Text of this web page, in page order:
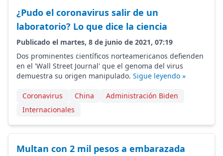
¿Pudo el coronavirus salir de un
laboratorio? Lo que dice la ciencia
Publicado el martes, 8 de junio de 2021, 07:19
Dos prominentes científicos norteamericanos defienden
en el 'Wall Street Journal' que el genoma del virus
demuestra su origen manipulado. Sigue leyendo »
Coronavirus China
Administración Biden
Internacionales
Multan con 2 mil pesos a embarazada